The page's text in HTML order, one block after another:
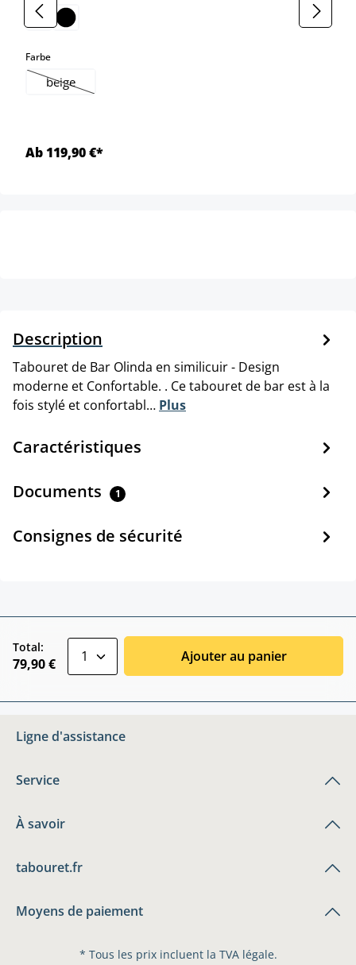
Farbeselect
beige
(Cette option n'est pas disponible pour le moment.)
Ab 119,90 €*
Description
Tabouret de Bar Olinda en similicuir - Design
moderne et Confortable. . Ce tabouret de bar est à la
fois stylé et confortabl… Plus
Caractéristiques
Documents 1
Consignes de sécurité
Total:
79,90 € Ajouter au panier
Ligne d'assistance
Service
À savoir
tabouret.fr
Moyens de paiement
* Tous les prix incluent la TVA légale.